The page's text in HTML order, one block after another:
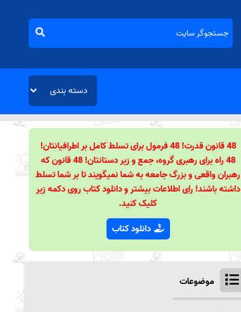
48 قانون قدرت! 48 فرمول برای تسلط کامل بر اطرافیانتان!
48 راه برای رهبری گروه، جمع و زیر دستانتان! 48 قانون که
رهبران واقعی و بزرگ جامعه به شما نمیگویند تا بر شما تسلط
داشته باشند! رای اطلاعات بیشتر و دانلود کتاب روی دکمه زیر
کلیک کنید.
دانلود کتاب
موضوعات